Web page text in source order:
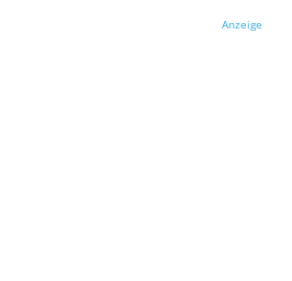
Anzeige